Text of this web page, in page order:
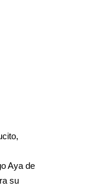
Aya de
su